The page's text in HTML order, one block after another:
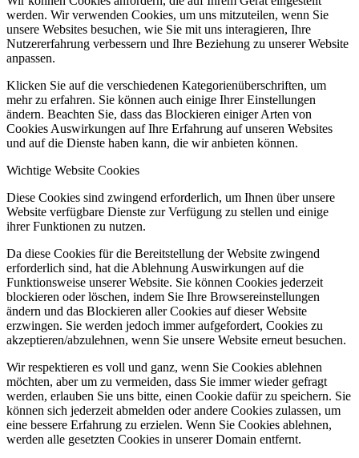
werden. Wir verwenden Cookies, um uns mitzuteilen, wenn Sie
unsere Websites besuchen, wie Sie mit uns interagieren, Ihre
Nutzererfahrung verbessern und Ihre Beziehung zu unserer Website
anpassen.
Klicken Sie auf die verschiedenen Kategorienüberschriften, um
mehr zu erfahren. Sie können auch einige Ihrer Einstellungen
ändern. Beachten Sie, dass das Blockieren einiger Arten von
Cookies Auswirkungen auf Ihre Erfahrung auf unseren Websites
und auf die Dienste haben kann, die wir anbieten können.
Wichtige Website Cookies
Diese Cookies sind zwingend erforderlich, um Ihnen über unsere
Website verfügbare Dienste zur Verfügung zu stellen und einige
ihrer Funktionen zu nutzen.
Da diese Cookies für die Bereitstellung der Website zwingend
erforderlich sind, hat die Ablehnung Auswirkungen auf die
Funktionsweise unserer Website. Sie können Cookies jederzeit
blockieren oder löschen, indem Sie Ihre Browsereinstellungen
ändern und das Blockieren aller Cookies auf dieser Website
erzwingen. Sie werden jedoch immer aufgefordert, Cookies zu
akzeptieren/abzulehnen, wenn Sie unsere Website erneut besuchen.
Wir respektieren es voll und ganz, wenn Sie Cookies ablehnen
möchten, aber um zu vermeiden, dass Sie immer wieder gefragt
werden, erlauben Sie uns bitte, einen Cookie dafür zu speichern. Sie
können sich jederzeit abmelden oder andere Cookies zulassen, um
eine bessere Erfahrung zu erzielen. Wenn Sie Cookies ablehnen,
werden alle gesetzten Cookies in unserer Domain entfernt.